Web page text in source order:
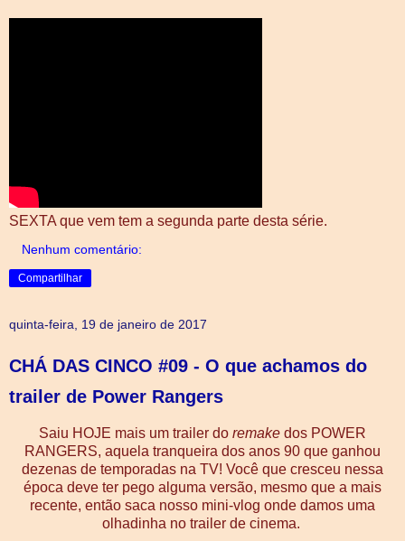
SEXTA que vem tem a segunda parte desta série.
Nenhum comentário:
Compartilhar
quinta-feira, 19 de janeiro de 2017
CHÁ DAS CINCO #09 - O que achamos do
trailer de Power Rangers
Saiu HOJE mais um trailer do remake dos POWER
RANGERS, aquela tranqueira dos anos 90 que ganhou
dezenas de temporadas na TV! Você que cresceu nessa
época deve ter pego alguma versão, mesmo que a mais
recente, então saca nosso mini-vlog onde damos uma
olhadinha no trailer de cinema.